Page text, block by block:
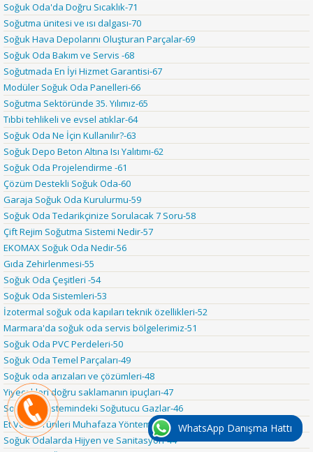
Soğuk Oda'da Doğru Sıcaklık-71
Soğutma ünitesi ve ısı dalgası-70
Soğuk Hava Depolarını Oluşturan Parçalar-69
Soğuk Oda Bakım ve Servis -68
Soğutmada En İyi Hizmet Garantisi-67
Modüler Soğuk Oda Panelleri-66
Soğutma Sektöründe 35. Yılımız-65
Tıbbi tehlikeli ve evsel atıklar-64
Soğuk Oda Ne İçin Kullanılır?-63
Soğuk Depo Beton Altına Isı Yalıtımı-62
Soğuk Oda Projelendirme -61
Çözüm Destekli Soğuk Oda-60
Garaja Soğuk Oda Kurulurmu-59
Soğuk Oda Tedarikçinize Sorulacak 7 Soru-58
Çift Rejim Soğutma Sistemi Nedir-57
EKOMAX Soğuk Oda Nedir-56
Gıda Zehirlenmesi-55
Soğuk Oda Çeşitleri -54
Soğuk Oda Sistemleri-53
İzotermal soğuk oda kapıları teknik özellikleri-52
Marmara'da soğuk oda servis bölgelerimiz-51
Soğuk Oda PVC Perdeleri-50
Soğuk Oda Temel Parçaları-49
Soğuk oda arızaları ve çözümleri-48
Yiyecekleri doğru saklamanın ipuçları-47
Soğutma Sistemindeki Soğutucu Gazlar-46
Et Ve Et Ürünleri Muhafaza Yöntemleri-45
Soğuk Odalarda Hijyen ve Sanitasyon-44
WhatsApp Danışma Hattı